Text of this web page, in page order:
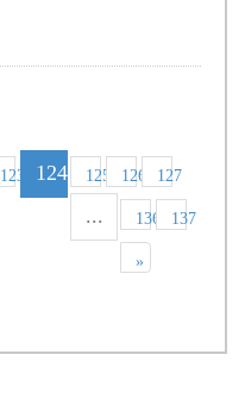
123 124 125 126 127
... 136 137
»